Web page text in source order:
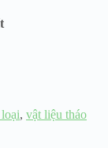
, vật liệu tháo